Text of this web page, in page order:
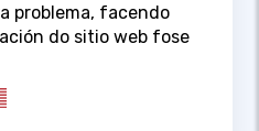
problema, facendo
do sitio web fose